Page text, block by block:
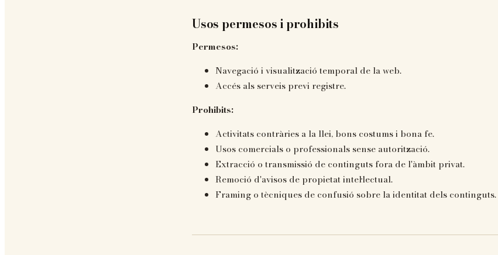
Usos permesos i prohibits
Permesos:
Navegació i visualització temporal de la web.
Accés als serveis previ registre.
Prohibits:
Activitats contràries a la llei, bons costums i bona fe.
Usos comercials o professionals sense autorització.
Extracció o transmissió de continguts fora de l'àmbit privat.
Remoció d'avisos de propietat intel·lectual.
Framing o tècniques de confusió sobre la identitat dels continguts.